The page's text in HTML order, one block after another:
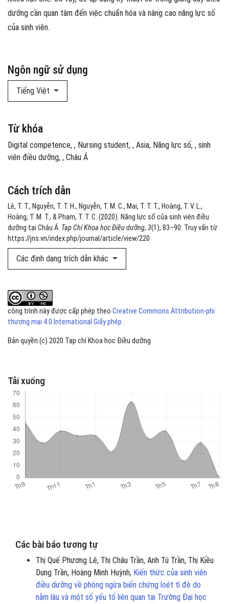
Ngôn ngữ sử dụng
Tiếng Việt
Cách trích dẫn
Lê, T. T., Nguyễn, T. T. H., Nguyễn, T. M. C., Mai, T. T. T., Hoàng, T. V. L.,
Hoàng, T. M. T., & Phạm, T. T. C. (2020). Năng lực số của sinh viên điều
dưỡng tại Châu Á. Tạp Chí Khoa học Điều dưỡng, 3(1), 83–90. Truy vấn từ
https://jns.vn/index.php/journal/article/view/220
Các định dạng trích dẫn khác
Tải xuống
dưỡng cần quan tâm đến việc chuẩn hóa và nâng cao năng lực số
của sinh viên.
Từ khóa
Digital competence , Nursing student , Asia Năng lực số , sinh
viên điều dưỡng , Châu Á
công trình này được cấp phép theo Creative Commons Attribution-phi
thương mại 4.0 International Giấy phép .
Bản quyền (c) 2020 Tạp chí Khoa học Điều dưỡng
Các bài báo tương tự
Thị Quế Phương Lê, Thị Châu Trần, Anh Tú Trần, Thị Kiều
Dung Trần, Hoàng Minh Huỳnh, Kiến thức của sinh viên
điều dưỡng về phòng ngừa biến chứng loét tì đè do
nằm lâu và một số yếu tố liên quan tại Trường Đại học